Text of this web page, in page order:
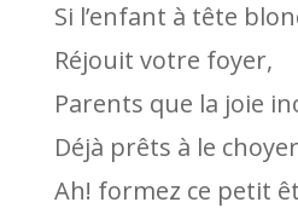
Si l’enfant à tête
Réjouit votre foyer,
Parents que la joie
Déjà prêts à le
Ah! formez ce petit